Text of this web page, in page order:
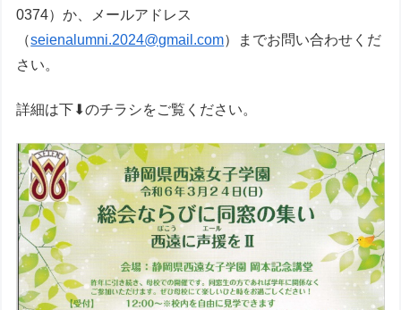
0374）か、メールアドレス
（seienalumni.2024@gmail.com）までお問い合わせくだ
さい。
詳細は下⬇のチラシをご覧ください。